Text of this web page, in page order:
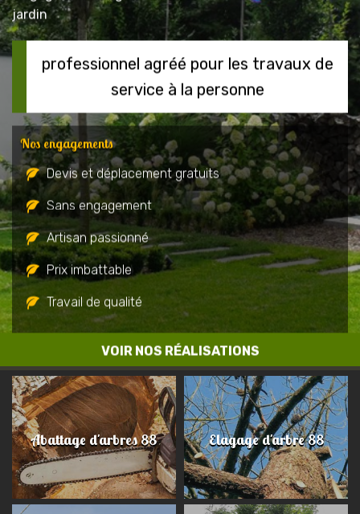
jardin
VOIR NOS RÉALISATIONS
professionnel agréé pour les travaux de
service à la personne
Nos engagements
Devis et déplacement gratuits
Sans engagement
Artisan passionné
Prix imbattable
Travail de qualité
Abattage d'arbres 88 Elagage d'arbre 88